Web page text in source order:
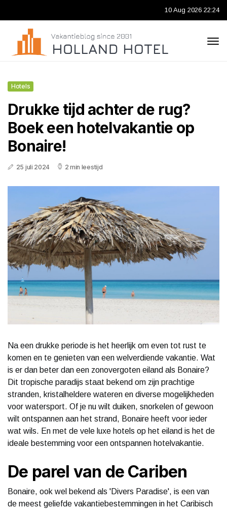
10 Aug 2026 22:24
Hotels
Drukke tijd achter de rug?
Boek een hotelvakantie op
Bonaire!
25 juli 2024 2 min leestijd
Na een drukke periode is het heerlijk om even tot rust te
komen en te genieten van een welverdiende vakantie. Wat
is er dan beter dan een zonovergoten eiland als Bonaire?
Dit tropische paradijs staat bekend om zijn prachtige
stranden, kristalheldere wateren en diverse mogelijkheden
voor watersport. Of je nu wilt duiken, snorkelen of gewoon
wilt ontspannen aan het strand, Bonaire heeft voor ieder
wat wils. En met de vele luxe hotels op het eiland is het de
ideale bestemming voor een ontspannen hotelvakantie.
De parel van de Cariben
Bonaire, ook wel bekend als 'Divers Paradise', is een van
de meest geliefde vakantiebestemmingen in het Caribisch